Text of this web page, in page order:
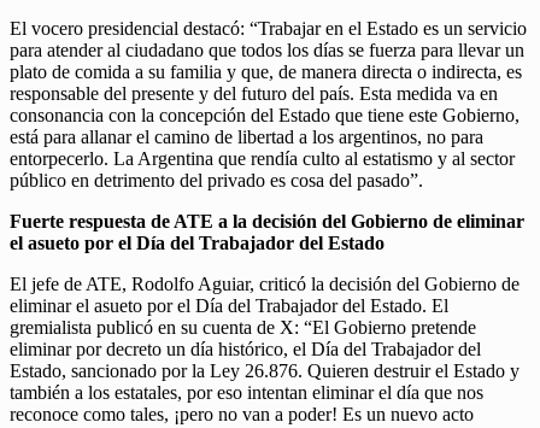
El vocero presidencial destacó: “Trabajar en el Estado es un servicio
para atender al ciudadano que todos los días se fuerza para llevar un
plato de comida a su familia y que, de manera directa o indirecta, es
responsable del presente y del futuro del país. Esta medida va en
consonancia con la concepción del Estado que tiene este Gobierno,
está para allanar el camino de libertad a los argentinos, no para
entorpecerlo. La Argentina que rendía culto al estatismo y al sector
público en detrimento del privado es cosa del pasado”.
Fuerte respuesta de ATE a la decisión del Gobierno de eliminar
el asueto por el Día del Trabajador del Estado
El jefe de ATE, Rodolfo Aguiar, criticó la decisión del Gobierno de
eliminar el asueto por el Día del Trabajador del Estado. El
gremialista publicó en su cuenta de X: “El Gobierno pretende
eliminar por decreto un día histórico, el Día del Trabajador del
Estado, sancionado por la Ley 26.876. Quieren destruir el Estado y
también a los estatales, por eso intentan eliminar el día que nos
reconoce como tales, ¡pero no van a poder! Es un nuevo acto